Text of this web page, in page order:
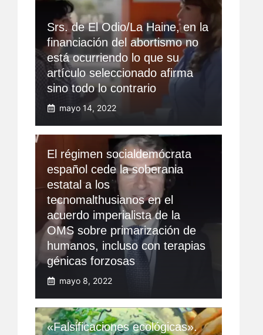
Srs. de El Odio/La Haine, en la
financiación del abortismo no
está ocurriendo lo que su
artículo seleccionado afirma
sino todo lo contrario
mayo 14, 2022
El régimen socialdemócrata
español cede la soberania
estatal a los
tecnomalthusianos en el
acuerdo imperialista de la
OMS sobre primarización de
humanos, incluso con terapias
génicas forzosas
mayo 8, 2022
«Falsificaciones ecológicas».